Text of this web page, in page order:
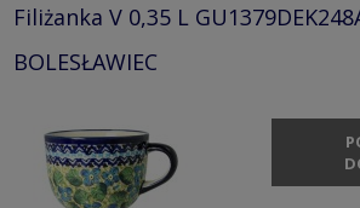
Filiżanka V 0,35 L
BOLESŁAWIEC